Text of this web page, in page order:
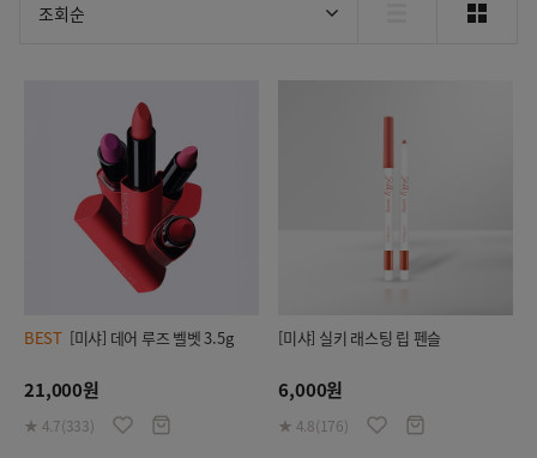
조회순
BEST [미샤] 데어 루즈 벨벳 3.5g
21,000원
★ 4.7(333)
[미샤] 실키 래스팅 립 펜슬
6,000원
★ 4.8(176)